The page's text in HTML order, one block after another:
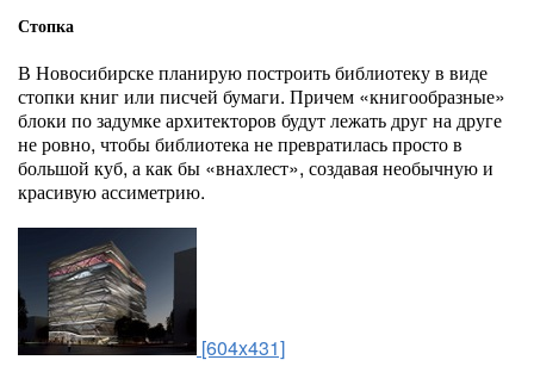
Стопка
В Новосибирске планирую построить библиотеку в виде
стопки книг или писчей бумаги. Причем «книгообразные»
блоки по задумке архитекторов будут лежать друг на друге
не ровно, чтобы библиотека не превратилась просто в
большой куб, а как бы «внахлест», создавая необычную и
красивую ассиметрию.
[604x431]